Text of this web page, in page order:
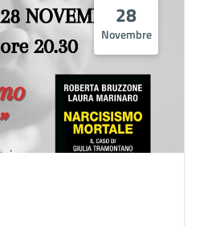
28
Novembre